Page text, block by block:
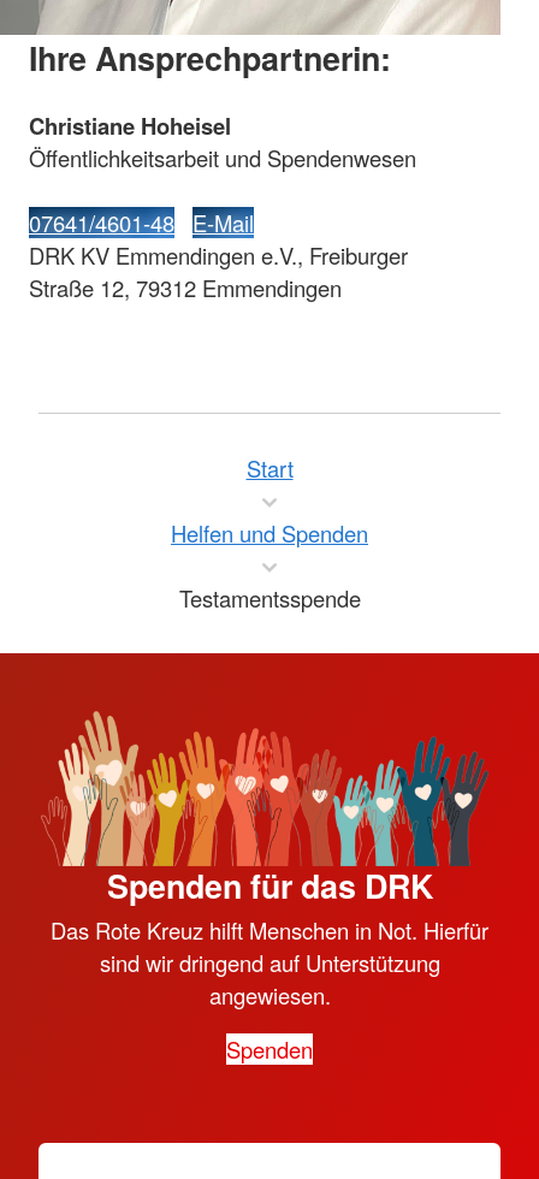
Ihre Ansprechpartnerin:
Christiane Hoheisel
Öffentlichkeitsarbeit und Spendenwesen
07641/4601-48 E-Mail
DRK KV Emmendingen e.V., Freiburger
Straße 12, 79312 Emmendingen
Start
Helfen und Spenden
Testamentsspende
Spenden für das DRK
Das Rote Kreuz hilft Menschen in Not. Hierfür
sind wir dringend auf Unterstützung
angewiesen.
Spenden